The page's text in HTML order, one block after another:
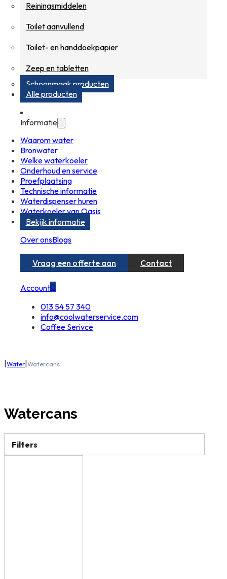
Reiningsmiddelen
Toilet aanvullend
Toilet- en handdoekpapier
Zeep en tabletten
Schoonmaak producten
Alle producten
Informatie
Waarom water
Bronwater
Welke waterkoeler
Onderhoud en service
Proefplaatsing
Technische informatie
Waterdispenser huren
Waterkoeler van Oasis
Bekijk informatie
Over onsBlogs
Vraag een offerte aan Contact
Account0
013 54 57 340
info@coolwaterservice.com
Coffee Serivce
|Water|Watercans
Watercans
Filters